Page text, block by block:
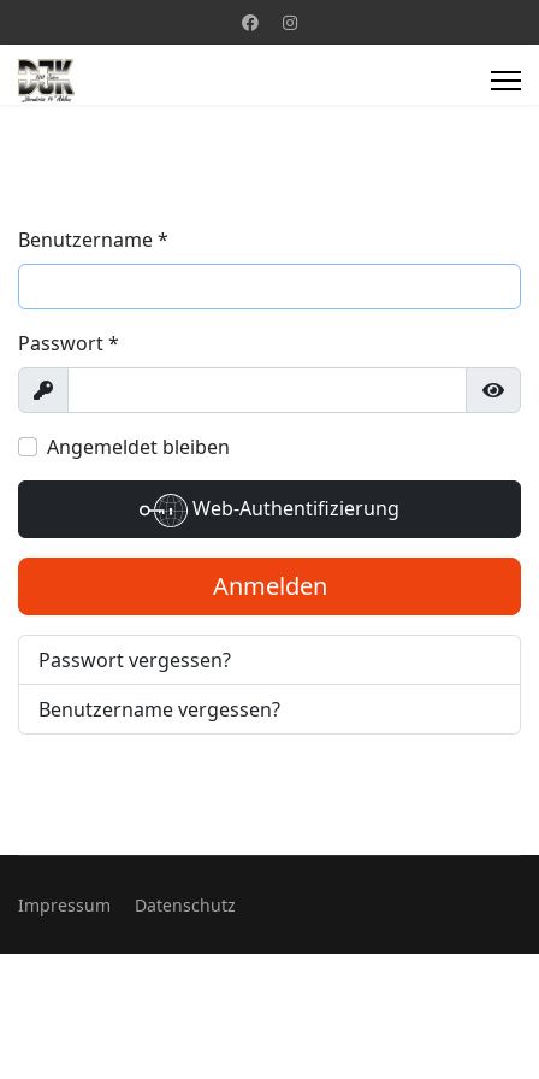
Benutzername*
Passwort*
Anzeigen
Angemeldet bleiben
Web-Authentifizierung
Anmelden
Passwort vergessen?
Benutzername vergessen?
Impressum Datenschutz